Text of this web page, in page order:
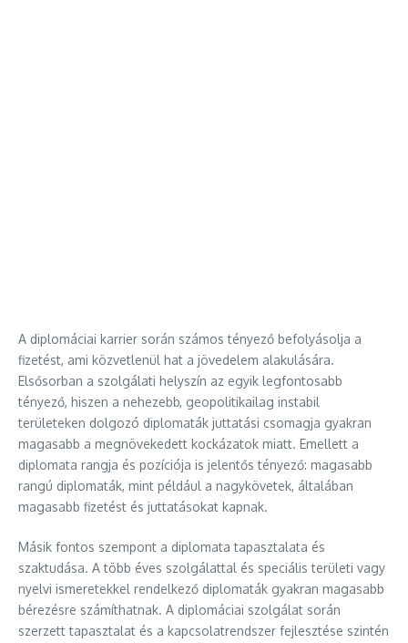
A diplomáciai karrier során számos tényező befolyásolja a
fizetést, ami közvetlenül hat a jövedelem alakulására.
Elsősorban a szolgálati helyszín az egyik legfontosabb
tényező, hiszen a nehezebb, geopolitikailag instabil
területeken dolgozó diplomaták juttatási csomagja gyakran
magasabb a megnövekedett kockázatok miatt. Emellett a
diplomata rangja és pozíciója is jelentős tényező: magasabb
rangú diplomaták, mint például a nagykövetek, általában
magasabb fizetést és juttatásokat kapnak.
Másik fontos szempont a diplomata tapasztalata és
szaktudása. A több éves szolgálattal és speciális területi vagy
nyelvi ismeretekkel rendelkező diplomaták gyakran magasabb
bérezésre számíthatnak. A diplomáciai szolgálat során
szerzett tapasztalat és a kapcsolatrendszer fejlesztése szintén